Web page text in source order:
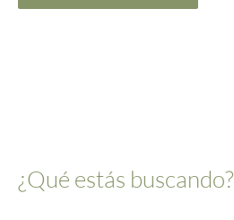
¿Qué estás buscando?